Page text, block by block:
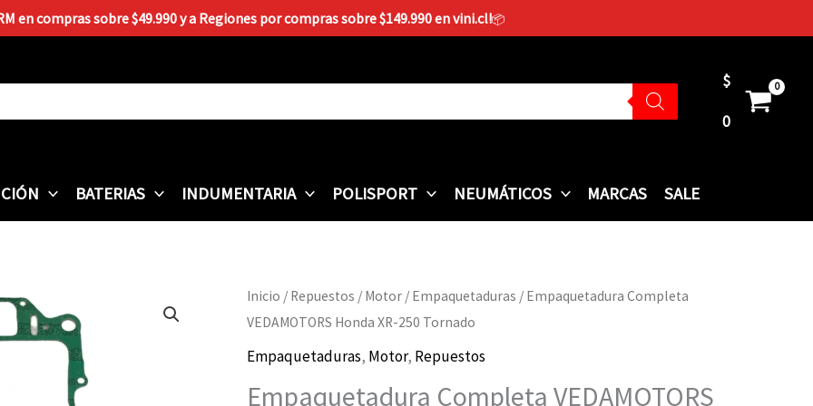
en compras sobre $49.990 y a Regiones por compras sobre $149.990 en vini.cl!📦
$
0
BATERIAS INDUMENTARIA POLISPORT NEUMÁTICOS MARCAS SALE
Inicio / Repuestos / Motor / Empaquetaduras / Empaquetadura Completa
VEDAMOTORS Honda XR-250 Tornado
Empaquetaduras, Motor, Repuestos
Empaquetadura Completa VEDAMOTORS
Empaquetadura
Completa
VEDAMOTORS